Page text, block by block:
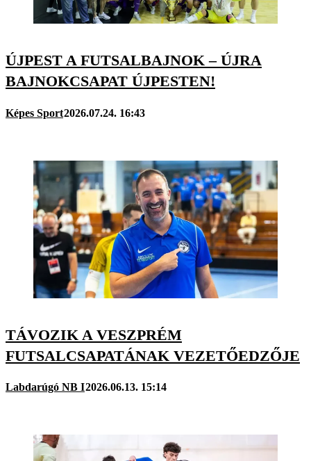
ÚJPEST A FUTSALBAJNOK – ÚJRA
BAJNOKCSAPAT ÚJPESTEN!
Képes Sport2026.07.24. 16:43
TÁVOZIK A VESZPRÉM
FUTSALCSAPATÁNAK VEZETŐEDZŐJE
Labdarúgó NB I2026.06.13. 15:14